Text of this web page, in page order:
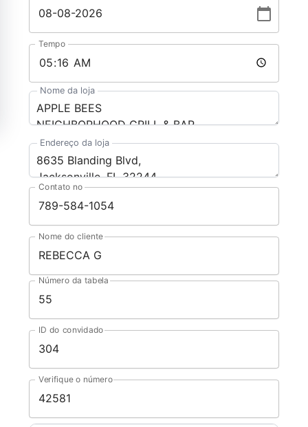
Tempo
Nome da loja
Endereço da loja
Contato no
Nome do cliente
Número da tabela
ID do convidado
Verifique o número